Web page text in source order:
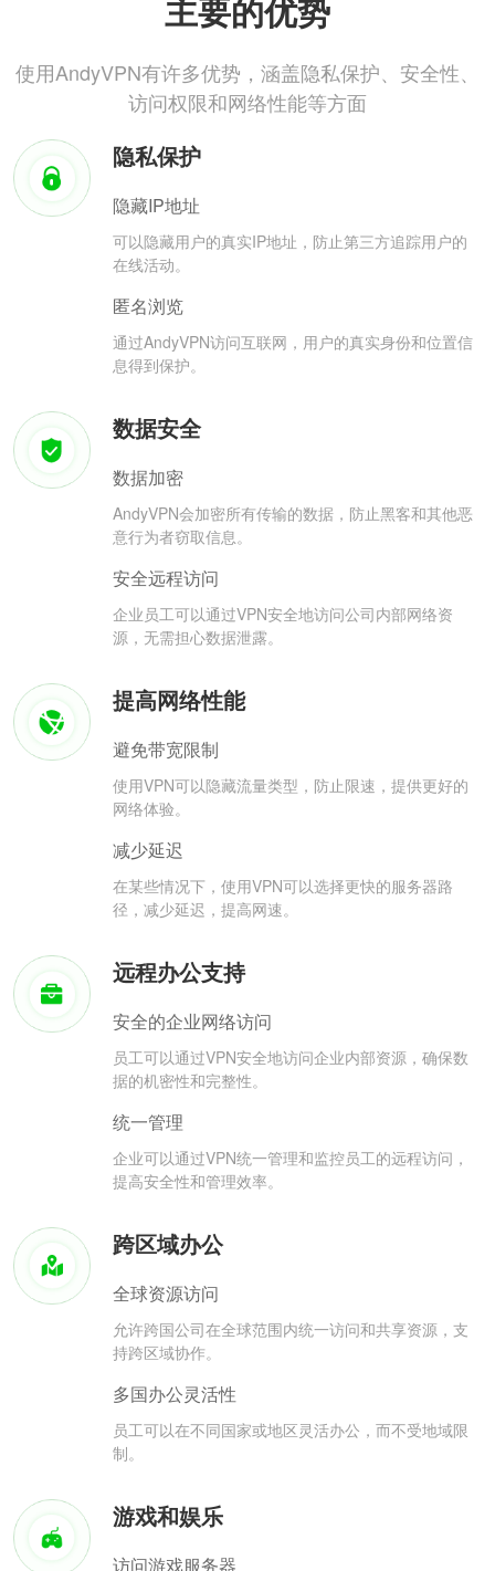
主要的优势
使用AndyVPN有许多优势，涵盖隐私保护、安全性、
访问权限和网络性能等方面
隐私保护
隐藏IP地址
可以隐藏用户的真实IP地址，防止第三方追踪用户的
在线活动。
匿名浏览
通过AndyVPN访问互联网，用户的真实身份和位置信
息得到保护。
数据安全
数据加密
AndyVPN会加密所有传输的数据，防止黑客和其他恶
意行为者窃取信息。
安全远程访问
企业员工可以通过VPN安全地访问公司内部网络资
源，无需担心数据泄露。
提高网络性能
避免带宽限制
使用VPN可以隐藏流量类型，防止限速，提供更好的
网络体验。
减少延迟
在某些情况下，使用VPN可以选择更快的服务器路
径，减少延迟，提高网速。
远程办公支持
安全的企业网络访问
员工可以通过VPN安全地访问企业内部资源，确保数
据的机密性和完整性。
统一管理
企业可以通过VPN统一管理和监控员工的远程访问，
提高安全性和管理效率。
跨区域办公
全球资源访问
允许跨国公司在全球范围内统一访问和共享资源，支
持跨区域协作。
多国办公灵活性
员工可以在不同国家或地区灵活办公，而不受地域限
制。
游戏和娱乐
访问游戏服务器